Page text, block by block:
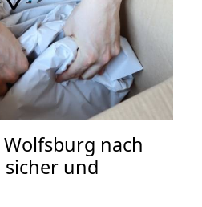
Wolfsburg nach
sicher und